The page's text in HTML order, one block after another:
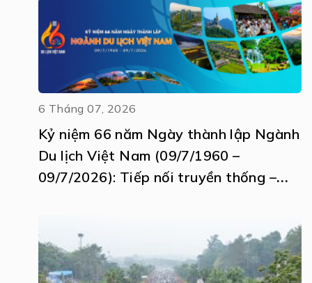
6 Tháng 07, 2026
Kỷ niệm 66 năm Ngày thành lập Ngành
Du lịch Việt Nam (09/7/1960 –
09/7/2026): Tiếp nối truyền thống –